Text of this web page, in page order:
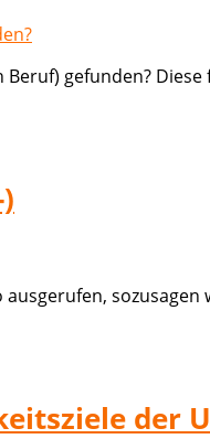
gefunden?
der